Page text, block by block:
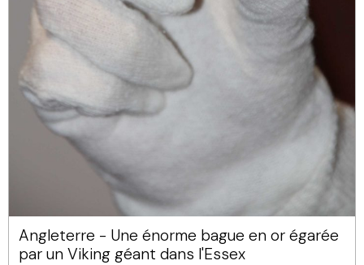
Angleterre - Une énorme bague en or égarée
par un Viking géant dans l'Essex